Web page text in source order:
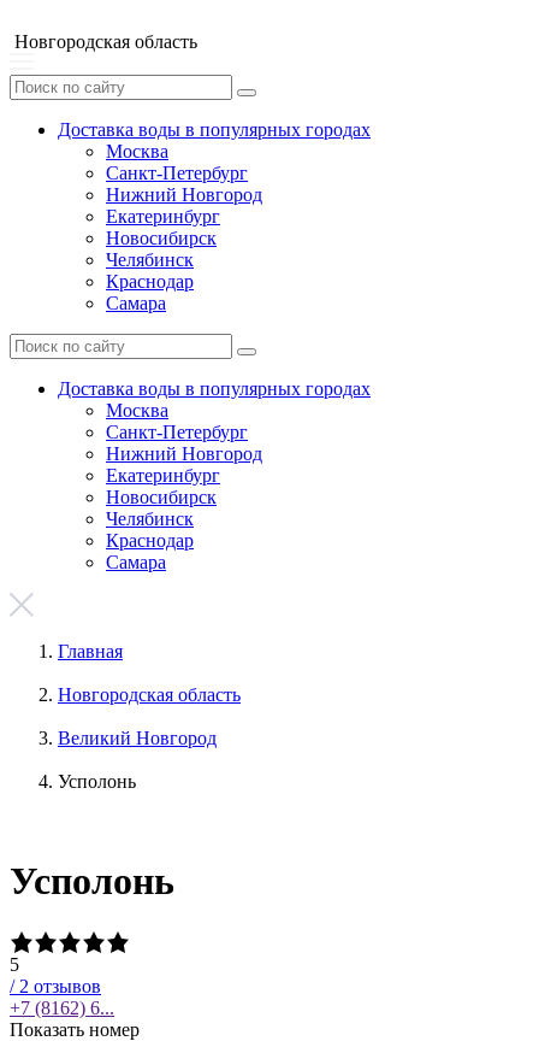
Новгородская область
Доставка воды в популярных городах
Москва
Санкт-Петербург
Нижний Новгород
Екатеринбург
Новосибирск
Челябинск
Краснодар
Самара
Доставка воды в популярных городах
Москва
Санкт-Петербург
Нижний Новгород
Екатеринбург
Новосибирск
Челябинск
Краснодар
Самара
Главная
Новгородская область
Великий Новгород
Усполонь
Усполонь
5
/ 2 отзывов
+7 (8162) 6...
Показать номер